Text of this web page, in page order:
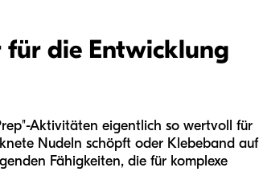
die Entwicklung
Aktivitäten eigentlich so wertvoll für
Nudeln schöpft oder Klebeband auf
Fähigkeiten, die für komplexe